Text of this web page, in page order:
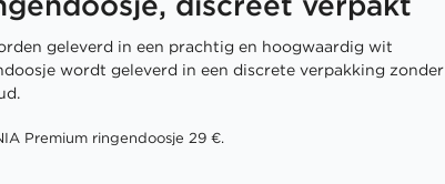
geleverd in een prachtig en hoogwaardig wit
wordt geleverd in een discrete verpakking zonder
Premium ringendoosje 29 €.